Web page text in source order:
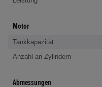
Motor
Tankkapazität
Anzahl an Zylindern
Abmessungen